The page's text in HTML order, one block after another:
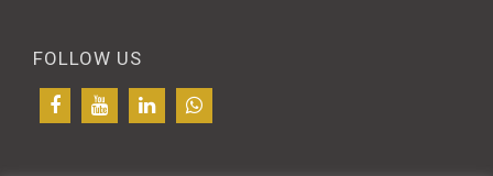
FOLLOW US